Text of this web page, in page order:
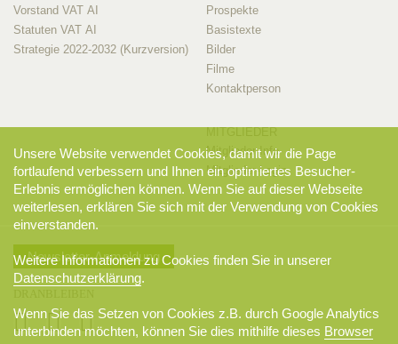
Vorstand VAT AI
Statuten VAT AI
Strategie 2022-2032 (Kurzversion)
Prospekte
Basistexte
Bilder
Filme
Kontaktperson
Mitglieder-Info
Mitglieder-Login
Newsletter-Anmeldung
Unsere Website verwendet Cookies, damit wir die Page
fortlaufend verbessern und Ihnen ein optimiertes Besucher-
Erlebnis ermöglichen können. Wenn Sie auf dieser Webseite
weiterlesen, erklären Sie sich mit der Verwendung von Cookies
einverstanden.
Weitere Informationen zu Cookies finden Sie in unserer
Datenschutzerklärung.
Wenn Sie das Setzen von Cookies z.B. durch Google Analytics
unterbinden möchten, können Sie dies mithilfe dieses Browser